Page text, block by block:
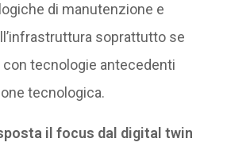
di manutenzione e
soprattutto se
con tecnologie antecedenti
tecnologica.
il focus dal digital twin